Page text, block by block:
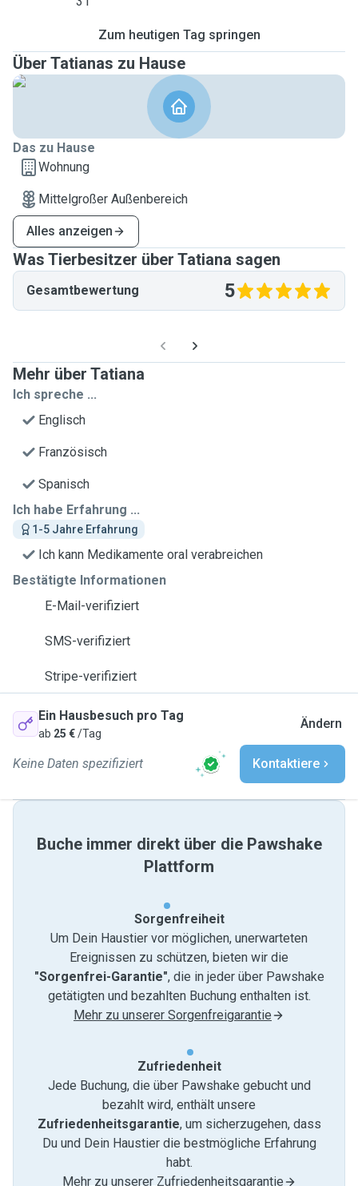
Zum heutigen Tag springen
Über Tatianas zu Hause
Das zu Hause
Wohnung
Mittelgroßer Außenbereich
Alles anzeigen
Was Tierbesitzer über Tatiana sagen
Gesamtbewertung 5
Mehr über Tatiana
Ich spreche ...
Englisch
Französisch
Spanisch
Ich habe Erfahrung ...
1-5 Jahre Erfahrung
Ich kann Medikamente oral verabreichen
Bestätigte Informationen
E-Mail-verifiziert
SMS-verifiziert
Stripe-verifiziert
Ein Hausbesuch pro Tag
ab 25 €/Tag
Ändern
Keine Daten spezifiziert Kontaktiere
Buche immer direkt über die Pawshake
Plattform
Sorgenfreiheit
Um Dein Haustier vor möglichen, unerwarteten
Ereignissen zu schützen, bieten wir die
"Sorgenfrei-Garantie", die in jeder über Pawshake
getätigten und bezahlten Buchung enthalten ist.
Mehr zu unserer Sorgenfreigarantie
Zufriedenheit
Jede Buchung, die über Pawshake gebucht und
bezahlt wird, enthält unsere
Zufriedenheitsgarantie, um sicherzugehen, dass
Du und Dein Haustier die bestmögliche Erfahrung
habt.
Mehr zu unserer Zufriedenheitsgarantie